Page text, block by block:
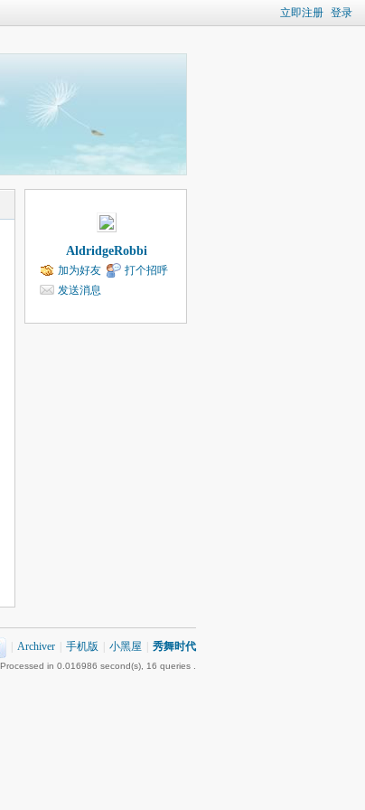
立即注册 登录
AldridgeRobbi
加为好友
打个招呼
发送消息
Archiver 手机版 小黑屋 秀舞时代
Processed in 0.016986 second(s), 16 queries .